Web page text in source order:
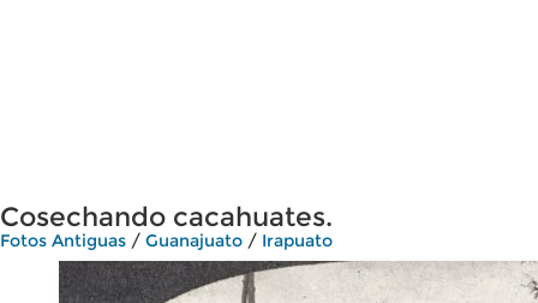
Cosechando cacahuates.
Fotos Antiguas / Guanajuato / Irapuato